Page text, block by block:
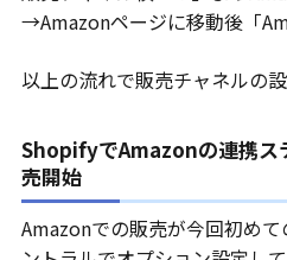
→Amazonページに移動後「
以上の流れで販売チャネルの設
ShopifyでAmazonの連携
売開始
Amazonでの販売が今回初め